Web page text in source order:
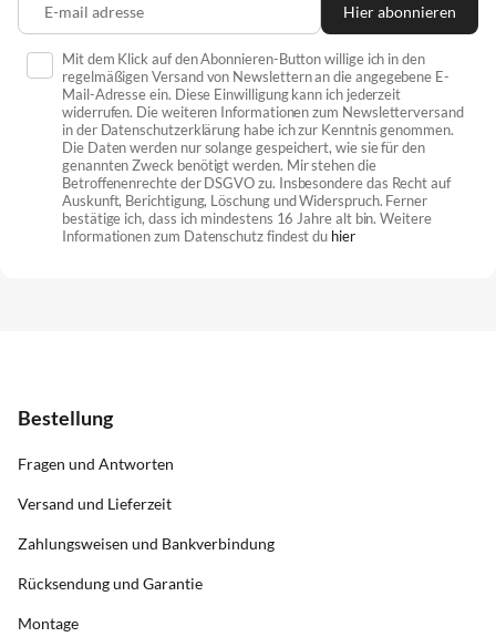
E-mail adresse Hier abonnieren
Mit dem Klick auf den Abonnieren-Button willige ich in den
regelmäßigen Versand von Newslettern an die angegebene E-
Mail-Adresse ein. Diese Einwilligung kann ich jederzeit
widerrufen. Die weiteren Informationen zum Newsletterversand
in der Datenschutzerklärung habe ich zur Kenntnis genommen.
Die Daten werden nur solange gespeichert, wie sie für den
genannten Zweck benötigt werden. Mir stehen die
Betroffenenrechte der DSGVO zu. Insbesondere das Recht auf
Auskunft, Berichtigung, Löschung und Widerspruch. Ferner
bestätige ich, dass ich mindestens 16 Jahre alt bin. Weitere
Informationen zum Datenschutz findest du hier
Bestellung
Fragen und Antworten
Versand und Lieferzeit
Zahlungsweisen und Bankverbindung
Rücksendung und Garantie
Montage